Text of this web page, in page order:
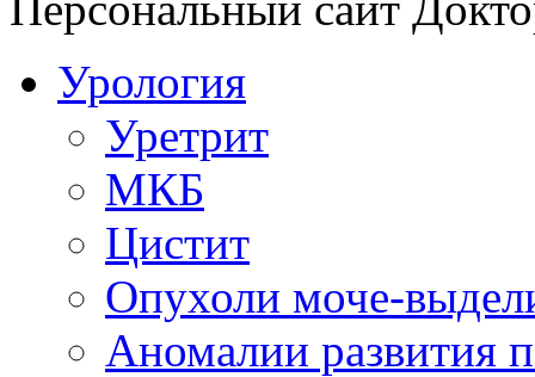
Урология
Уретрит
МКБ
Цистит
Опухоли моче-
Аномалии развития